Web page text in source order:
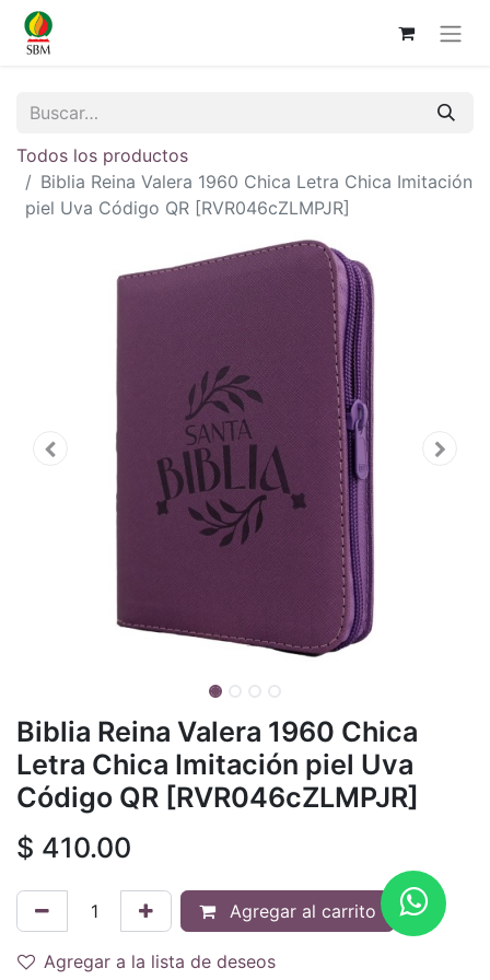
Todos los productos
Biblia Reina Valera 1960 Chica Letra Chica Imitación
piel Uva Código QR [RVR046cZLMPJR]
Biblia Reina Valera 1960 Chica
Letra Chica Imitación piel Uva
Código QR [RVR046cZLMPJR]
$ 410.00
Agregar al carrito
Agregar a la lista de deseos